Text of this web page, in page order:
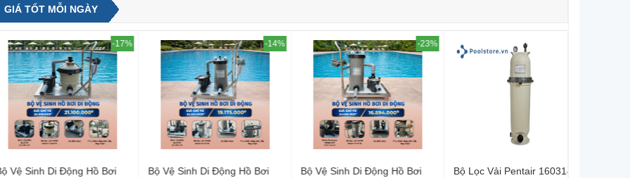
GIÁ TỐT MỖI NGÀY
-17%
Sinh Di Động Hồ Bơi
-14%
Bộ Vệ Sinh Di Động Hồ Bơi
-23%
Bộ Vệ Sinh Di Động Hồ Bơi
Bộ Lọc Vải Pentair 160314